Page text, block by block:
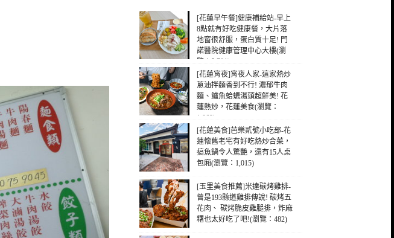
[花蓮早午餐]健康補給站-早上
8點就有好吃健康餐，大片落
地窗很舒服，蛋白質十足! 門
諾醫院健康管理中心大樓(瀏
覽：5,701)
[花蓮宵夜]宵夜人家-這家熱炒
蔥油拌麵香到不行! 濃郁牛肉
麵、鱸魚蛤蠣湯頭超鮮美! 花
蓮熱炒，花蓮美食(瀏覽：
1,069)
[花蓮美食]芭樂貳號小吃部-花
蓮懷舊老宅有好吃熱炒合菜，
搞魚鍋令人驚艷，還有15人桌
包廂(瀏覽：1,015)
[玉里美食推薦]米達碳烤雞排-
曾是193縣道雞排傳說! 碳烤五
花肉、 碳烤脆皮雞腿排，炸麻
糬也太好吃了吧!(瀏覽：482)